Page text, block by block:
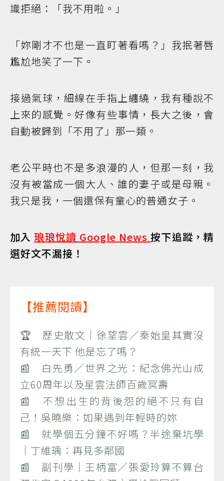
識拒絕：「我不用啦。」
「妳剛才不也是一直盯著看嗎？」我抿著唇
尷尬地笑了一下。
接過氣球，細線在手指上纏繞，我有種說不
上來的感覺。好像有些事情，長大之後，會
自動被歸到「不用了」那一類。
老公平時也不是多浪漫的人，但那一刻，我
沒有被當成一個大人、誰的妻子或是母親。
我只是我，一個還保有童心的普通女子。
加入琅琅悅讀 Google News按下追蹤，精
選好文不漏接！
【推薦閱讀】
🏆 歷史散文｜徐望雲／秦始皇其實沒
有統一天下 他是忘了嗎？
📰 白先勇／世界之光：紀念佛光山成
立60周年以及星雲法師百歲冥壽
📰 不想出生的背後怨的絕不只有自
己！吳曉樂：如果遇到年輕時的妳
📰 就學個五分鐘不好嗎？半途棄坑學
｜丁維瑀：再見多鄰國
📰 副刊學｜王柄富／張愛玲算不算台